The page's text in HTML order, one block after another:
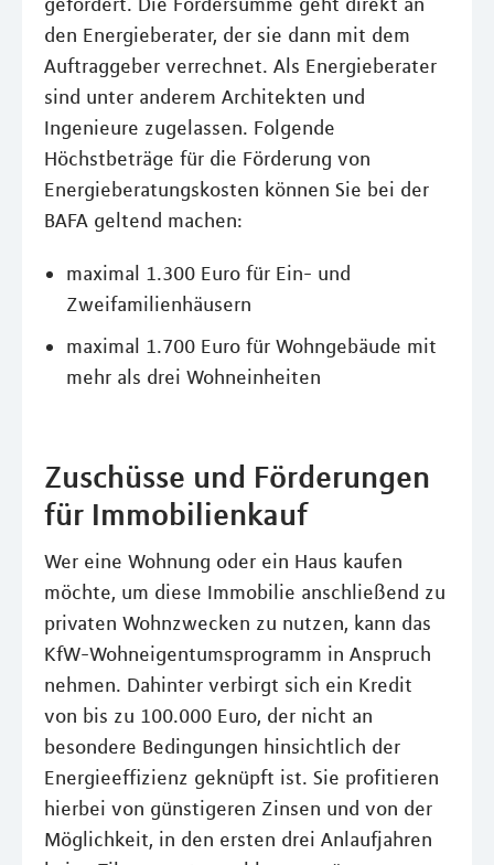
den Energieberater, der sie dann mit dem
Auftraggeber verrechnet. Als Energieberater
sind unter anderem Architekten und
Ingenieure zugelassen. Folgende
Höchstbeträge für die Förderung von
Energieberatungskosten können Sie bei der
BAFA geltend machen:
maximal 1.300 Euro für Ein- und
Zweifamilienhäusern
maximal 1.700 Euro für Wohngebäude mit
mehr als drei Wohneinheiten
Zuschüsse und Förderungen
für Immobilienkauf
Wer eine Wohnung oder ein Haus kaufen
möchte, um diese Immobilie anschließend zu
privaten Wohnzwecken zu nutzen, kann das
KfW-Wohneigentumsprogramm in Anspruch
nehmen. Dahinter verbirgt sich ein Kredit
von bis zu 100.000 Euro, der nicht an
besondere Bedingungen hinsichtlich der
Energieeffizienz geknüpft ist. Sie profitieren
hierbei von günstigeren Zinsen und von der
Möglichkeit, in den ersten drei Anlaufjahren